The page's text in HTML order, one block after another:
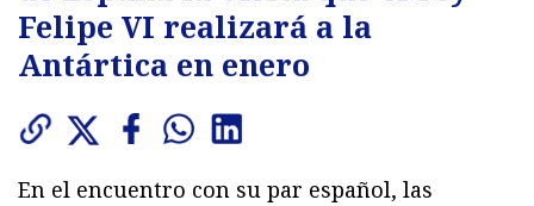
Felipe VI realizará a la
Antártica en enero
En el encuentro con su par español, las